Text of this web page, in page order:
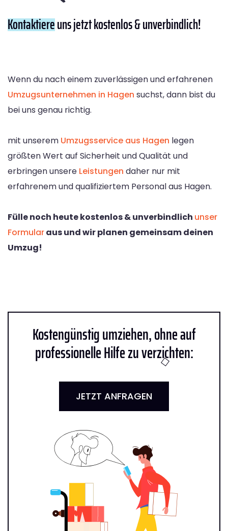
Kontaktiereuns jetzt kostenlos & unverbindlich!
Wenn du nach einem zuverlässigen und erfahrenen
Umzugsunternehmen in Hagen suchst, dann bist du
bei uns genau richtig.
mit unserem Umzugsservice aus Hagen legen
größten Wert auf Sicherheit und Qualität und
erbringen unsere Leistungen daher nur mit
erfahrenem und qualifiziertem Personal aus Hagen.
Fülle noch heute kostenlos & unverbindlich unser
Formularaus und wir planen gemeinsam deinen
Umzug!
Kostengünstig umziehen, ohne auf
professionelle Hilfe zu verzichten:
JETZT ANFRAGEN